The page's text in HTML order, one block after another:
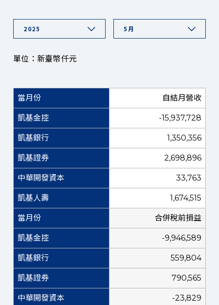
2025 5月
單位：新臺幣仟元
自結月營收
-15,937,728
1,350,356
2,698,896
33,763
1,674,515
合併稅前損益
-9,946,589
559,804
790,565
-23,829